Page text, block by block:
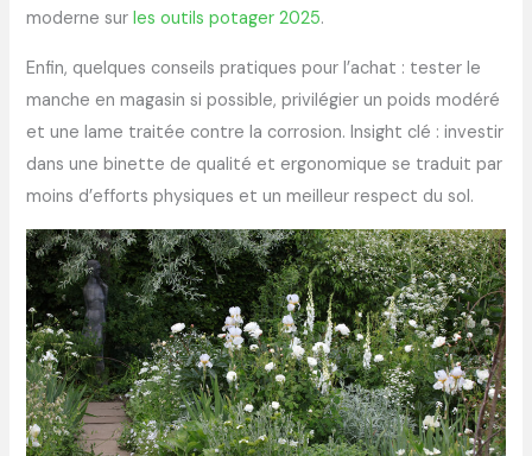
moderne surles outils potager 2025.
Enfin, quelques conseils pratiques pour l’achat : tester le
manche en magasin si possible, privilégier un poids modéré
et une lame traitée contre la corrosion. Insight clé : investir
dans une binette de qualité et ergonomique se traduit par
moins d’efforts physiques et un meilleur respect du sol.